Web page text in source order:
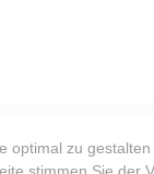
optimal zu